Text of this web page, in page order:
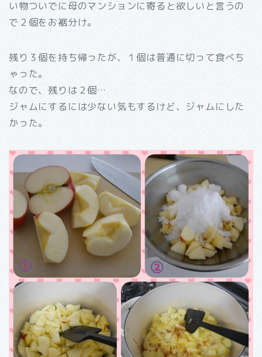
い物ついでに母のマンションに寄ると欲しいと言うの
で２個をお裾分け。
残り３個を持ち帰ったが、１個は普通に切って食べち
ゃった。
なので、残りは２個…
ジャムにするには少ない気もするけど、ジャムにした
かった。